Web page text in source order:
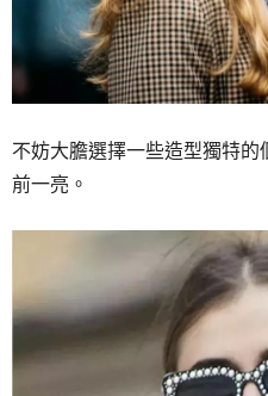
不妨大膽選擇一些造型獨特
前一亮。